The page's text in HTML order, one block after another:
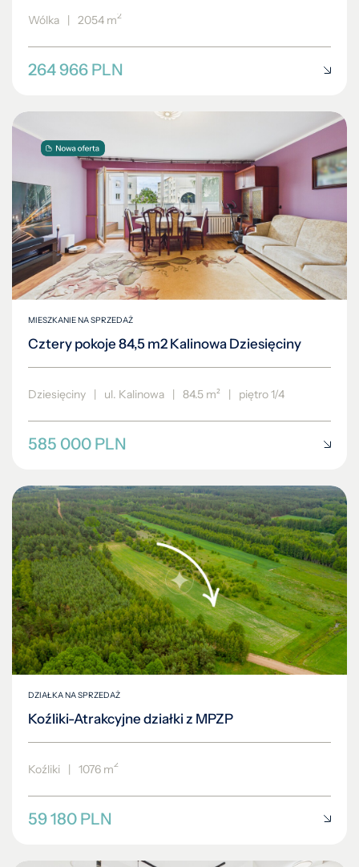
Wólka 2054 m2
264 966 PLN
MIESZKANIE NA SPRZEDAŻ
Cztery pokoje 84,5 m2 Kalinowa Dziesięciny
Dziesięciny ul. Kalinowa 84.5 m² piętro 1/4
585 000 PLN
DZIAŁKA NA SPRZEDAŻ
Koźliki-Atrakcyjne działki z MPZP
Koźliki | 1076 m2
59 180 PLN